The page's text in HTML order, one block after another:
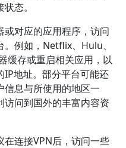
态。
对应的应用程序，访问
例如，Netflix、Hulu、
缓存或重启相关应用，以
IP地址。部分平台可能还
信息与所使用的地区一
问到国外的丰富内容资
连接VPN后，访问一些